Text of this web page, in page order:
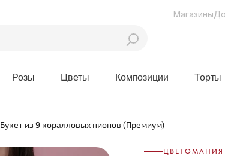
Магазины
Розы Цветы Композиции Торты
Букет из 9 коралловых пионов (Премиум)
ЦВЕТОМАНИЯ